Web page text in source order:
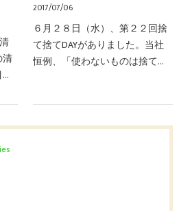
清
、
ミ
2017/07/06
６月２８日（水）、第２２回捨
て捨てDAYがありました。当社
恒例、「使わないものは捨て
要な物を捨て、整理整頓を…